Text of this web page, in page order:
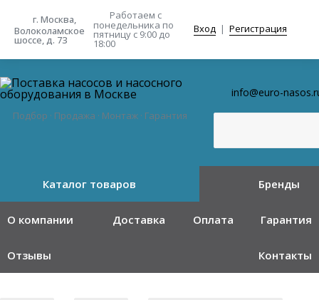
г. Москва,
Волоколамское
шоссе, д. 73
Работаем с
понедельника по
пятницу с 9:00 до
18:00
Вход | Регистрация
Подбор · Продажа · Монтаж · Гарантия
info@euro-
Каталог товаров Бренды
О компании Доставка Оплата Гарантия
Отзывы Контакты